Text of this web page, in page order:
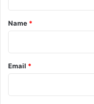
*
Name *
Email *